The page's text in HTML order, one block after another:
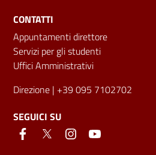
CONTATTI
Appuntamenti direttore
Servizi per gli studenti
Uffici Amministrativi
Direzione | +39 095 7102702
SEGUICI SU